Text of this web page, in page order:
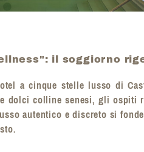
il soggiorno
a cinque stelle lusso di
dolci colline senesi, gli ospiti
autentico e discreto si